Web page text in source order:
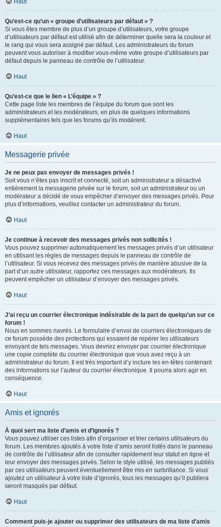
Haut
Qu’est-ce qu’un « groupe d’utilisateurs par défaut » ?
Si vous êtes membre de plus d’un groupe d’utilisateurs, votre groupe
d’utilisateurs par défaut est utilisé afin de déterminer quelle sera la couleur et
le rang qui vous sera assigné par défaut. Les administrateurs du forum
peuvent vous autoriser à modifier vous-même votre groupe d’utilisateurs par
défaut depuis le panneau de contrôle de l’utilisateur.
Haut
Qu’est-ce que le lien « L’équipe » ?
Cette page liste les membres de l’équipe du forum que sont les
administrateurs et les modérateurs, en plus de quelques informations
supplémentaires tels que les forums qu’ils modèrent.
Haut
Messagerie privée
Je ne peux pas envoyer de messages privés !
Soit vous n’êtes pas inscrit et connecté, soit un administrateur a désactivé
entièrement la messagerie privée sur le forum, soit un administrateur ou un
modérateur a décidé de vous empêcher d’envoyer des messages privés. Pour
plus d’informations, veuillez contacter un administrateur du forum.
Haut
Je continue à recevoir des messages privés non sollicités !
Vous pouvez supprimer automatiquement les messages privés d’un utilisateur
en utilisant les règles de messages depuis le panneau de contrôle de
l’utilisateur. Si vous recevez des messages privés de manière abusive de la
part d’un autre utilisateur, rapportez ces messages aux modérateurs. Ils
peuvent empêcher un utilisateur d’envoyer des messages privés.
Haut
J’ai reçu un courrier électronique indésirable de la part de quelqu’un sur ce
forum !
Nous en sommes navrés. Le formulaire d’envoi de courriers électroniques de
ce forum possède des protections qui essaient de repérer les utilisateurs
envoyant de tels messages. Vous devriez envoyer par courrier électronique
une copie complète du courrier électronique que vous avez reçu à un
administrateur du forum. Il est très important d’y inclure les en-têtes contenant
des informations sur l’auteur du courrier électronique. Il pourra alors agir en
conséquence.
Haut
Amis et ignorés
À quoi sert ma liste d’amis et d’ignorés ?
Vous pouvez utiliser ces listes afin d’organiser et trier certains utilisateurs du
forum. Les membres ajoutés à votre liste d’amis seront listés dans le panneau
de contrôle de l’utilisateur afin de consulter rapidement leur statut en ligne et
leur envoyer des messages privés. Selon le style utilisé, les messages publiés
par ces utilisateurs peuvent éventuellement être mis en surbrillance. Si vous
ajoutez un utilisateur à votre liste d’ignorés, tous les messages qu’il publiera
seront masqués par défaut.
Haut
Comment puis-je ajouter ou supprimer des utilisateurs de ma liste d’amis